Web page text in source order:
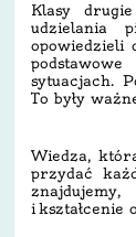
Klasy
udzielania
opowiedzieli
sytuacjach.
To były
Wiedza,
przydać
i kształcenie